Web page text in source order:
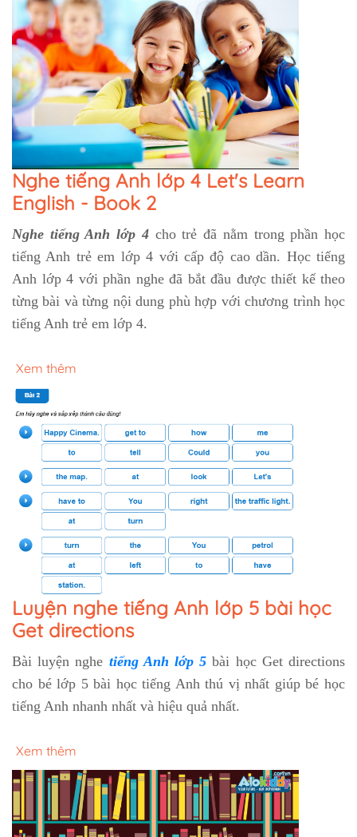
Nghe tiếng Anh lớp 4 Let's Learn
English - Book 2
Nghe tiếng Anh lớp 4cho trẻ đã nằm trong phần học
tiếng Anh trẻ em lớp 4 với cấp độ cao dần. Học tiếng
Anh lớp 4 với phần nghe đã bắt đầu được thiết kế theo
từng bài và từng nội dung phù hợp với chương trình học
tiếng Anh trẻ em lớp 4.
Xem thêm
Luyện nghe tiếng Anh lớp 5 bài học
Get directions
Bài luyện nghe tiếng Anh lớp 5 bài học Get directions
cho bé lớp 5 bài học tiếng Anh thú vị nhất giúp bé học
tiếng Anh nhanh nhất và hiệu quả nhất.
Xem thêm